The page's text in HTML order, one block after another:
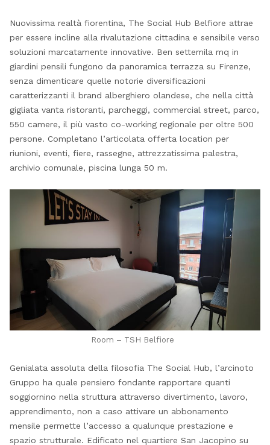
Nuovissima realtà fiorentina, The Social Hub Belfiore attrae
per essere incline alla rivalutazione cittadina e sensibile verso
soluzioni marcatamente innovative. Ben settemila mq in
giardini pensili fungono da panoramica terrazza su Firenze,
senza dimenticare quelle notorie diversificazioni
caratterizzanti il brand alberghiero olandese, che nella città
gigliata vanta ristoranti, parcheggi, commercial street, parco,
550 camere, il più vasto co-working regionale per oltre 500
persone. Completano l’articolata offerta location per
riunioni, eventi, fiere, rassegne, attrezzatissima palestra,
archivio comunale, piscina lunga 50 m.
Room – TSH Belfiore
Genialata assoluta della filosofia The Social Hub, l’arcinoto
Gruppo ha quale pensiero fondante rapportare quanti
soggiornino nella struttura attraverso divertimento, lavoro,
apprendimento, non a caso attivare un abbonamento
mensile permette l’accesso a qualunque prestazione e
spazio strutturale. Edificato nel quartiere San Jacopino su